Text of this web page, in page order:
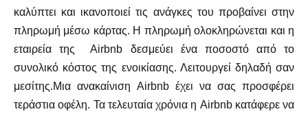
καλύπτει και ικανοποιεί τις ανάγκες του προβαίνει στην
πληρωμή μέσω κάρτας. Η πληρωμή ολοκληρώνεται και η
εταιρεία της Airbnb δεσμεύει ένα ποσοστό από το
συνολικό κόστος της ενοικίασης. Λειτουργεί δηλαδή σαν
μεσίτης.Μια ανακαίνιση Airbnb έχει να σας προσφέρει
τεράστια οφέλη. Τα τελευταία χρόνια η Airbnb κατάφερε να